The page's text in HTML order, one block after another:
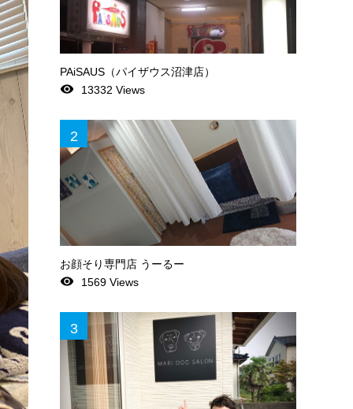
PAiSAUS（パイザウス沼津店）
remove_red_eye 13332 Views
2
お顔そり専門店 うーるー
remove_red_eye 1569 Views
3